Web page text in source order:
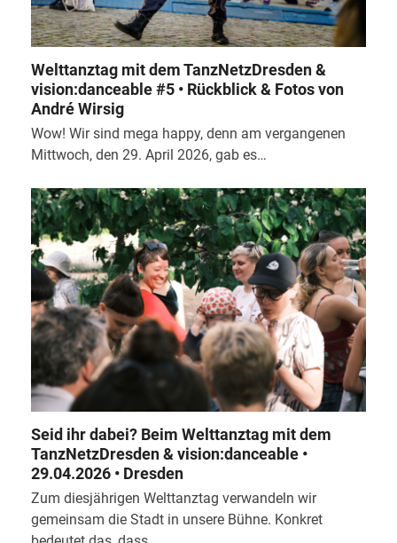
Welttanztag mit dem TanzNetzDresden &
vision:danceable #5 • Rückblick & Fotos von
André Wirsig
Wow! Wir sind mega happy, denn am vergangenen
Mittwoch, den 29. April 2026, gab es…
Seid ihr dabei? Beim Welttanztag mit dem
TanzNetzDresden & vision:danceable •
29.04.2026 • Dresden
Zum diesjährigen Welttanztag verwandeln wir
gemeinsam die Stadt in unsere Bühne. Konkret